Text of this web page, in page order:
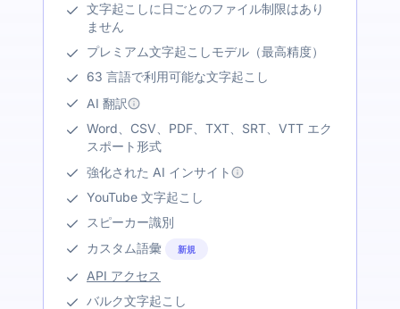
文字起こしに日ごとのファイル制限はあり
ません
プレミアム文字起こしモデル（最高精度）
63 言語で利用可能な文字起こし
AI 翻訳
Word、CSV、PDF、TXT、SRT、VTT エク
スポート形式
強化された AI インサイト
YouTube 文字起こし
スピーカー識別
カスタム語彙
新規
API アクセス
バルク文字起こし